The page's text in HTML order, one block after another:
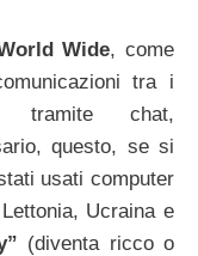
Wide, come
tra i
tramite chat,
questo, se si
usati computer
Ucraina e
(diventa ricco o